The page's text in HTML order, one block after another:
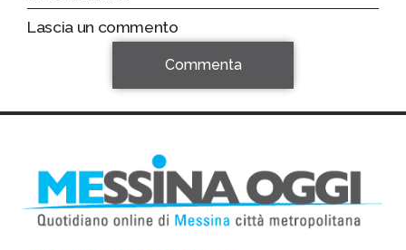
Lascia un commento
Commenta